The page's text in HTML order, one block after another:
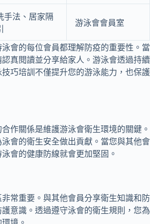
手法、居家隔
游泳會會員室
泳會的每位會員都理解防疫的重要性。當
真閱讀並分享給家人。游泳會透過持續
巧培訓不僅提升您的游泳能力，也保護
作關係是維護游泳會衛生環境的關鍵。
會的衛生安全做出貢獻。當您與其他會
會的健康防線就會更加堅固。
常重要。與其他會員分享衛生知識和防
意識。透過遵守泳會的衛生規則，您為